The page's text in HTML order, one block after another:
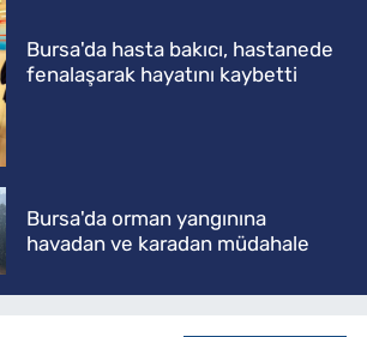
Bursa'da hasta bakıcı, hastanede
fenalaşarak hayatını kaybetti
Bursa'da orman yangınına
havadan ve karadan müdahale